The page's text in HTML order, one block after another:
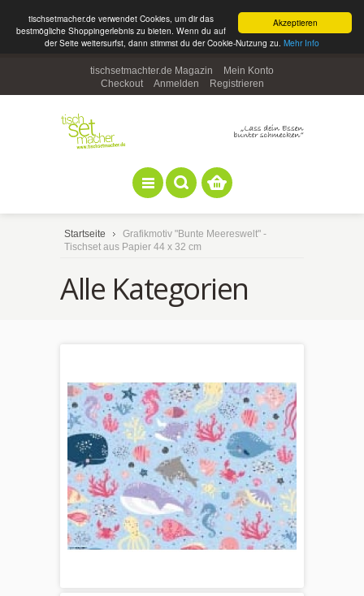
Akzeptieren
tischsetmacher.de verwendet Cookies, um dir das
bestmögliche Shoppingerlebnis zu bieten. Wenn du auf
der Seite weitersurfst, dann stimmst du der Cookie-Nutzung zu. Mehr Info
tischsetmachter.de Magazin
Mein Konto
Checkout
Anmelden Registrieren
Startseite
Grafikmotiv "Bunte Meereswelt" -
Tischset aus Papier 44 x 32 cm
Alle Kategorien